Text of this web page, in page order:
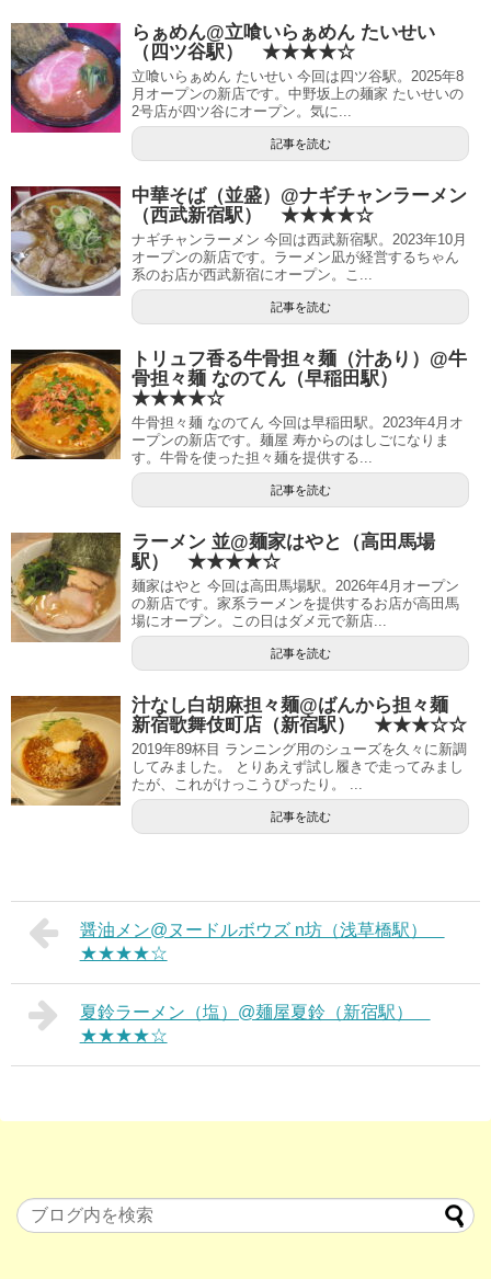
らぁめん@立喰いらぁめん たいせい
（四ツ谷駅） ★★★★☆
立喰いらぁめん たいせい 今回は四ツ谷駅。2025年8
月オープンの新店です。中野坂上の麺家 たいせいの
2号店が四ツ谷にオープン。気に...
記事を読む
中華そば（並盛）@ナギチャンラーメン
（西武新宿駅） ★★★★☆
ナギチャンラーメン 今回は西武新宿駅。2023年10月
オープンの新店です。ラーメン凪が経営するちゃん
系のお店が西武新宿にオープン。こ...
記事を読む
トリュフ香る牛骨担々麺（汁あり）@牛
骨担々麺 なのてん（早稲田駅）
★★★★☆
牛骨担々麺 なのてん 今回は早稲田駅。2023年4月オ
ープンの新店です。麺屋 寿からのはしごになりま
す。牛骨を使った担々麺を提供する...
記事を読む
ラーメン 並@麺家はやと（高田馬場
駅） ★★★★☆
麺家はやと 今回は高田馬場駅。2026年4月オープン
の新店です。家系ラーメンを提供するお店が高田馬
場にオープン。この日はダメ元で新店...
記事を読む
汁なし白胡麻担々麺@ばんから担々麺
新宿歌舞伎町店（新宿駅） ★★★☆☆
2019年89杯目 ランニング用のシューズを久々に新調
してみました。 とりあえず試し履きで走ってみまし
たが、これがけっこうぴったり。 ...
記事を読む
醤油メン@ヌードルボウズ n坊（浅草橋駅）
★★★★☆
夏鈴ラーメン（塩）@麺屋夏鈴（新宿駅）
★★★★☆